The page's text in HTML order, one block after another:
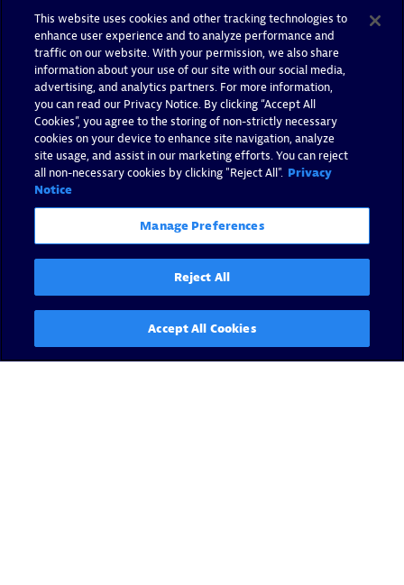
This website uses cookies and other tracking technologies to
enhance user experience and to analyze performance and
traffic on our website. With your permission, we also share
information about your use of our site with our social media,
advertising, and analytics partners. For more information,
you can read our Privacy Notice. By clicking “Accept All
Cookies”, you agree to the storing of non-strictly necessary
cookies on your device to enhance site navigation, analyze
site usage, and assist in our marketing efforts. You can reject
all non-necessary cookies by clicking "Reject All". Privacy
Notice
Manage Preferences
Reject All
Accept All Cookies